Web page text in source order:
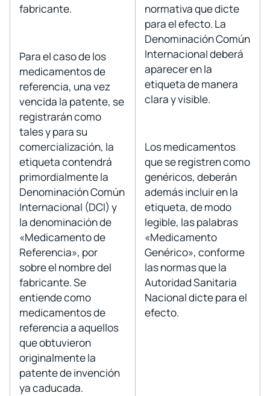
fabricante.
Para el caso de los
medicamentos de
referencia, una vez
vencida la patente, se
registrarán como
tales y para su
comercialización, la
etiqueta contendrá
primordialmente la
Denominación Común
Internacional (DCI) y
la denominación de
«Medicamento de
Referencia», por
sobre el nombre del
fabricante. Se
entiende como
medicamentos de
referencia a aquellos
que obtuvieron
originalmente la
patente de invención
ya caducada.
normativa que dicte
para el efecto. La
Denominación Común
Internacional deberá
aparecer en la
etiqueta de manera
clara y visible.
Los medicamentos
que se registren como
genéricos, deberán
además incluir en la
etiqueta, de modo
legible, las palabras
«Medicamento
Genérico», conforme
las normas que la
Autoridad Sanitaria
Nacional dicte para el
efecto.